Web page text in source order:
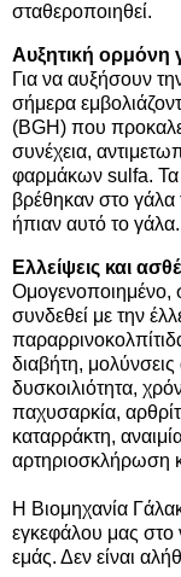
σταθεροποιηθεί.
Αυξητική ορμόνη
Για να αυξήσουν
σήμερα
(BGH) που
συνέχεια,
φαρμάκων sulfa. Τα
βρέθηκαν στο γάλα
ήπιαν αυτό το γάλα.
Ελλείψεις και
Ομογενοποιημένο,
συνδεθεί με την
διαβήτη,
δυσκοιλιότητα,
παχυσαρκία,
καταρράκτη,
αρτηριοσκλήρωση
Η Βιομηχανία
εγκεφάλου μας στο
εμάς. Δεν είναι